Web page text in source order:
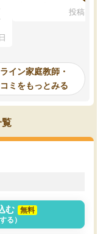
で、当初は模試でD判定
自習室が毎日使えていつ
るのが心強かったよう
謝です。
投稿日：
イン家庭教師・
ミをもっとみる
む
無料
る）